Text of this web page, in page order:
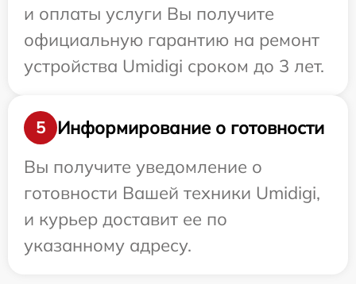
и оплаты услуги Вы получите
официальную гарантию на ремонт
устройства Umidigi сроком до 3 лет.
5
Информирование о готовности
Вы получите уведомление о
готовности Вашей техники Umidigi,
и курьер доставит ее по
указанному адресу.